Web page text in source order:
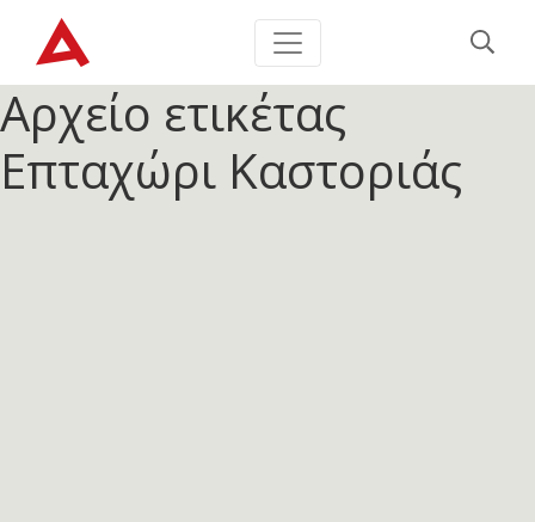
Αρχείο ετικέτας
Επταχώρι Καστοριάς